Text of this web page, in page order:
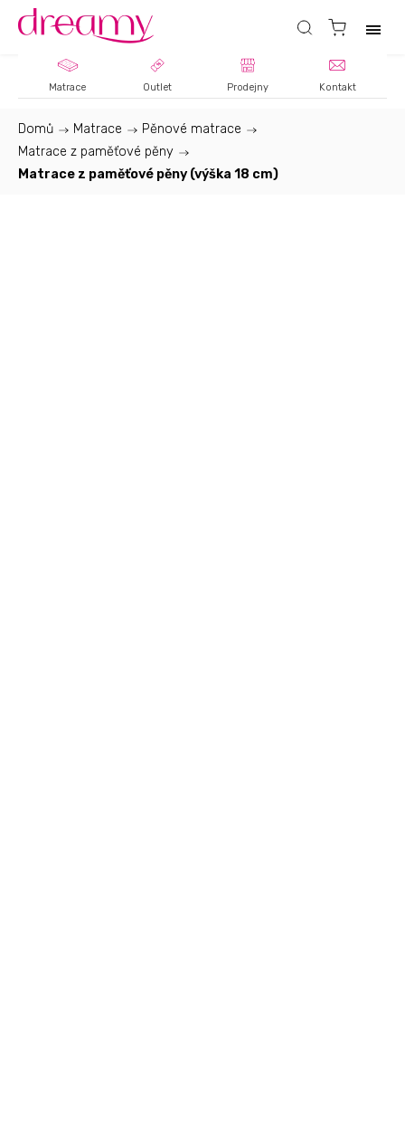
Matrace Outlet Prodejny Kontakt
Domů / Matrace / Pěnové matrace /
Matrace z paměťové pěny /
Matrace z paměťové pěny (výška 18 cm)